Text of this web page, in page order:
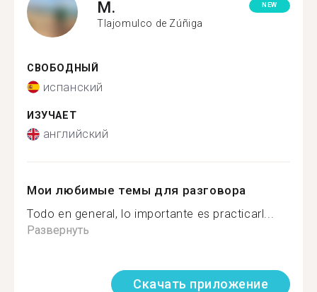
M.
Tlajomulco de Zúñiga
NEW
СВОБОДНЫЙ
испанский
ИЗУЧАЕТ
английский
Мои любимые темы для разговора
Todo en general, lo importante es practicarl...
Развернуть
Скачать приложение